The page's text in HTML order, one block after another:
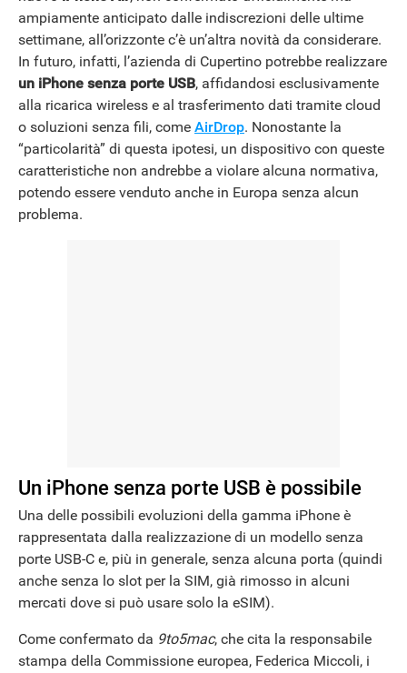
NEWS
ampiamente anticipato dalle indiscrezioni delle ultime
settimane, all’orizzonte c’è un’altra novità da considerare.
In futuro, infatti, l’azienda di Cupertino potrebbe realizzare
un iPhone senza porte USB, affidandosi esclusivamente
alla ricarica wireless e al trasferimento dati tramite cloud
o soluzioni senza fili, come AirDrop. Nonostante la
“particolarità” di questa ipotesi, un dispositivo con queste
caratteristiche non andrebbe a violare alcuna normativa,
potendo essere venduto anche in Europa senza alcun
problema.
Un iPhone senza porte USB è possibile
Una delle possibili evoluzioni della gamma iPhone è
rappresentata dalla realizzazione di un modello senza
porte USB-C e, più in generale, senza alcuna porta (quindi
anche senza lo slot per la SIM, già rimosso in alcuni
mercati dove si può usare solo la eSIM).
Come confermato da 9to5mac, che cita la responsabile
stampa della Commissione europea, Federica Miccoli, i